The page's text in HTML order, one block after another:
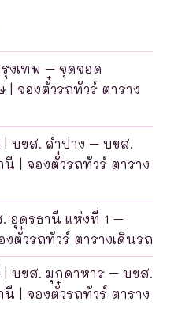
งเทพ – จุดจอด
จองตั๋วรถทัวร์ ตาราง
บขส. ลำปาง – บขส.
| จองตั๋วรถทัวร์ ตาราง
อุดรธานี แห่งที่ 1 –
ตั๋วรถทัวร์ ตารางเดินรถ
บขส. มุกดาหาร – บขส.
| จองตั๋วรถทัวร์ ตาราง